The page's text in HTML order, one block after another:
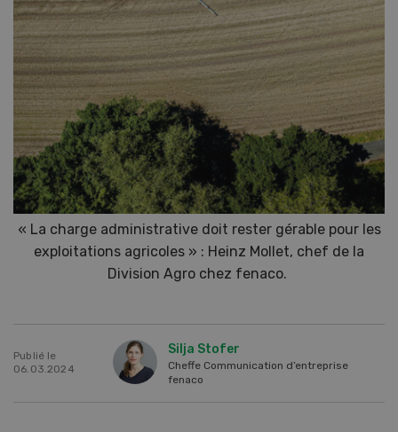
« La charge administrative doit rester gérable pour les
exploitations agricoles » : Heinz Mollet, chef de la
Division Agro chez fenaco.
Publié le
06.03.2024
Silja Stofer
Cheffe Communication d’entreprise
fenaco